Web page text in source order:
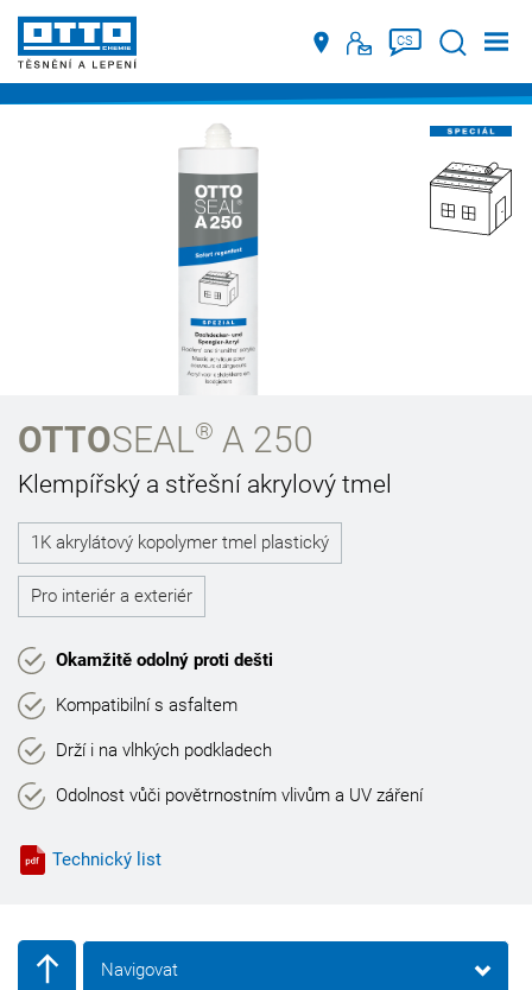
CS Suche
OTTOSEAL® A 250
Klempířský a střešní akrylový tmel
1K akrylátový kopolymer tmel plastický
Pro interiér a exteriér
Okamžitě odolný proti dešti
Kompatibilní s asfaltem
Drží i na vlhkých podkladech
Odolnost vůči povětrnostním vlivům a UV záření
Technický list
Navigovat